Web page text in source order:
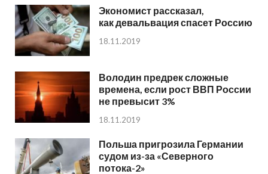
Экономист рассказал,
как девальвация спасет Россию
18.11.2019
Володин предрек сложные
времена, если рост ВВП России
не превысит 3%
18.11.2019
Польша пригрозила Германии
судом из-за «Северного
потока-2»